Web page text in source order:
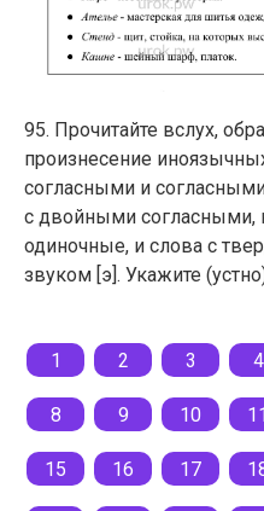
95. Прочитайте вслух,
произнесение
согласными и
с двойными согласными,
одиночные, и слова с
звуком [э]. Укажите
1
2 3 4
8 9 10 11
15 16 17